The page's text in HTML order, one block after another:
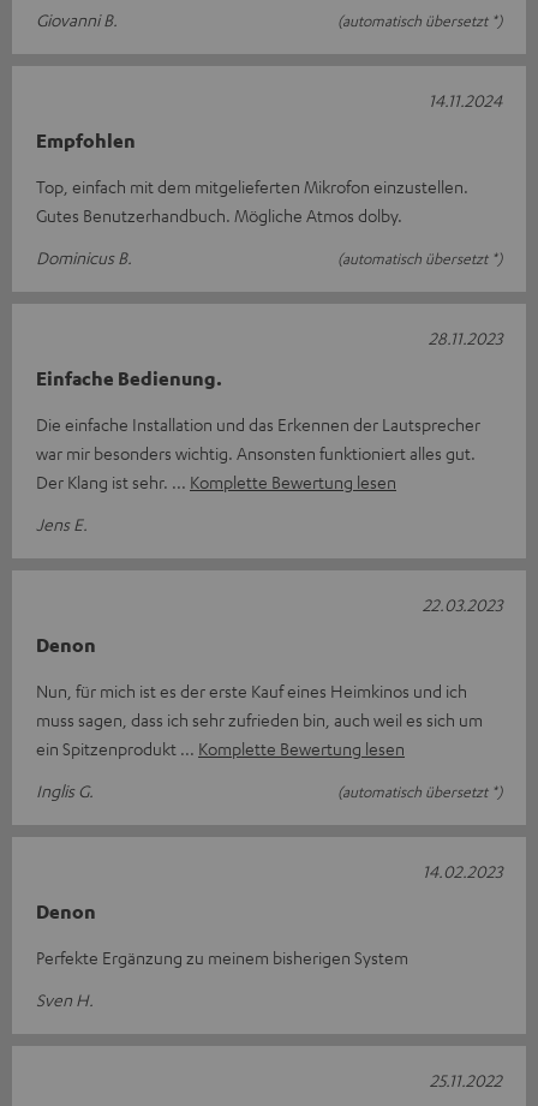
Giovanni B.
(automatisch übersetzt *)
Empfohlen
Top, einfach mit dem mitgelieferten Mikrofon einzustellen.
Gutes Benutzerhandbuch. Mögliche Atmos dolby.
Dominicus B.
(automatisch übersetzt *)
14.11.2024
Einfache Bedienung.
Die einfache Installation und das Erkennen der Lautsprecher
war mir besonders wichtig. Ansonsten funktioniert alles gut.
Der Klang ist sehr.
Komplette Bewertung lesen
Jens E.
28.11.2023
Denon
Nun, für mich ist es der erste Kauf eines Heimkinos und ich
muss sagen, dass ich sehr zufrieden bin, auch weil es sich um
ein Spitzenprodukt
Komplette Bewertung lesen
Inglis G.
(automatisch übersetzt *)
22.03.2023
Denon
Perfekte Ergänzung zu meinem bisherigen System
Sven H.
14.02.2023
25.11.2022